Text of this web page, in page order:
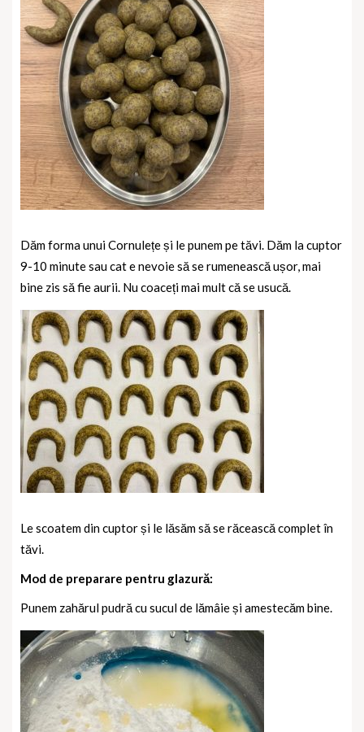
Dăm forma unui Cornulețe și le punem pe tăvi. Dăm la cuptor
9-10 minute sau cat e nevoie să se rumenească ușor, mai
bine zis să fie aurii. Nu coaceți mai mult că se usucă.
Le scoatem din cuptor și le lăsăm să se răcească complet în
tăvi.
Mod de preparare pentru glazură:
Punem zahărul pudră cu sucul de lămâie și amestecăm bine.